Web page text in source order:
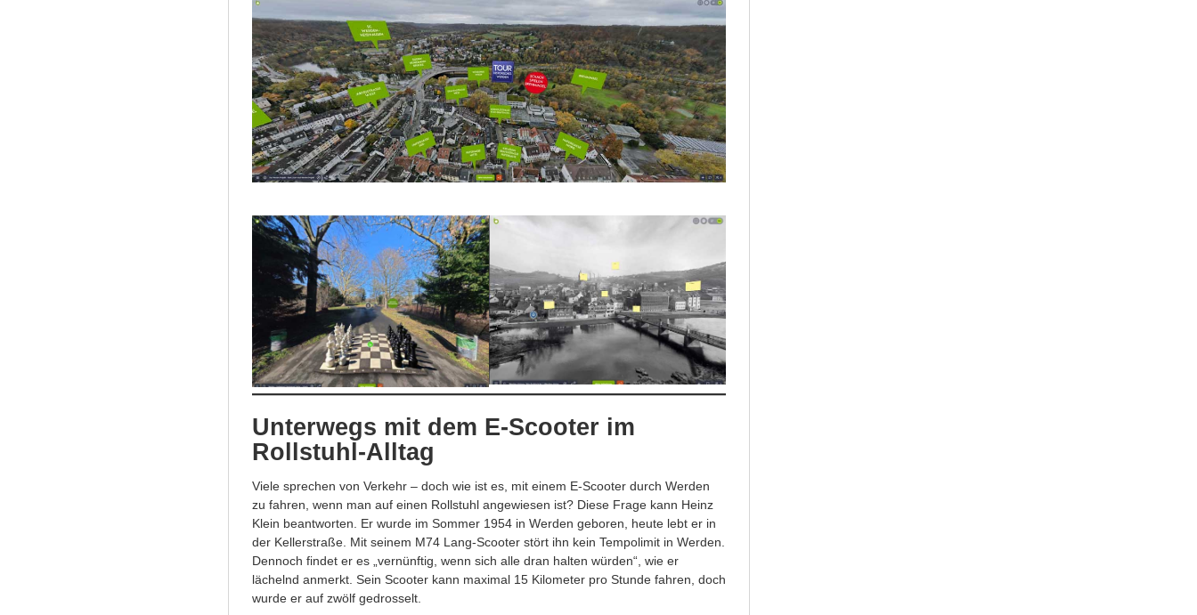
Unterwegs mit dem E-Scooter im
Rollstuhl-Alltag
Viele sprechen von Verkehr – doch wie ist es, mit einem E-Scooter durch Werden
zu fahren, wenn man auf einen Rollstuhl angewiesen ist? Diese Frage kann Heinz
Klein beantworten. Er wurde im Sommer 1954 in Werden geboren, heute lebt er in
der Kellerstraße. Mit seinem M74 Lang-Scooter stört ihn kein Tempolimit in Werden.
Dennoch findet er es „vernünftig, wenn sich alle dran halten würden“, wie er
lächelnd anmerkt. Sein Scooter kann maximal 15 Kilometer pro Stunde fahren, doch
wurde er auf zwölf gedrosselt.